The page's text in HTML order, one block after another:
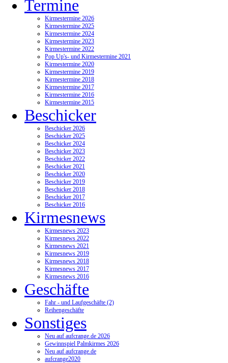
Termine
Kirmestermine 2026
Kirmestermine 2025
Kirmestermine 2024
Kirmestermine 2023
Kirmestermine 2022
Pop Up's- und Kirmestermine 2021
Kirmestermine 2020
Kirmestermine 2019
Kirmestermine 2018
Kirmestermine 2017
Kirmestermine 2016
Kirmestermine 2015
Beschicker
Beschicker 2026
Beschicker 2025
Beschicker 2024
Beschicker 2023
Beschicker 2022
Beschicker 2021
Beschicker 2020
Beschicker 2019
Beschicker 2018
Beschicker 2017
Beschicker 2016
Kirmesnews
Kirmesnews 2023
Kirmesnews 2022
Kirmesnews 2021
Kirmesnews 2019
Kirmesnews 2018
Kirmesnews 2017
Kirmesnews 2016
Geschäfte
Fahr - und Laufgeschäfte (2)
Reihengeschäfte
Sonstiges
Neu auf aufcrange.de 2026
Gewinnspiel Palmkirmes 2026
Neu auf aufcrange.de
aufcrange2020